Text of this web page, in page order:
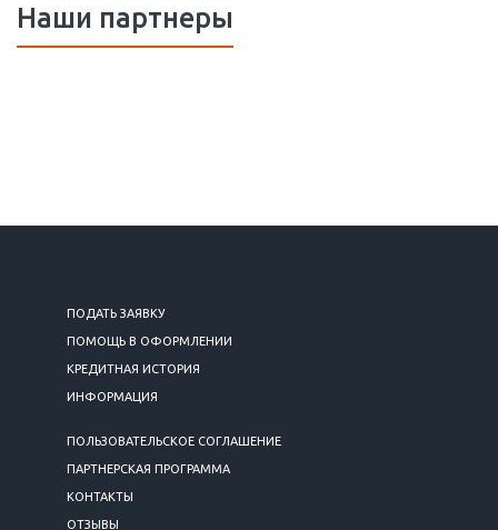
Наши партнеры
ПОДАТЬ ЗАЯВКУ
ПОМОЩЬ В ОФОРМЛЕНИИ
КРЕДИТНАЯ ИСТОРИЯ
ИНФОРМАЦИЯ
ПОЛЬЗОВАТЕЛЬСКОЕ СОГЛАШЕНИЕ
ПАРТНЕРСКАЯ ПРОГРАММА
КОНТАКТЫ
ОТЗЫВЫ